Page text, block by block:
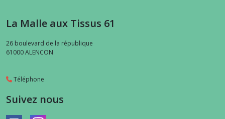
La Malle aux Tissus 61
26 boulevard de la république
61000ALENCON
Téléphone
Suivez nous